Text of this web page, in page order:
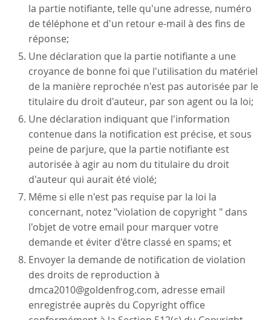
la partie notifiante, telle qu'une adresse, numéro
de téléphone et d'un retour e-mail à des fins de
réponse;
Une déclaration que la partie notifiante a une
croyance de bonne foi que l'utilisation du matériel
de la manière reprochée n'est pas autorisée par le
titulaire du droit d'auteur, par son agent ou la loi;
Une déclaration indiquant que l'information
contenue dans la notification est précise, et sous
peine de parjure, que la partie notifiante est
autorisée à agir au nom du titulaire du droit
d'auteur qui aurait été violé;
Même si elle n'est pas requise par la loi la
concernant, notez "violation de copyright " dans
l'objet de votre email pour marquer votre
demande et éviter d'être classé en spams; et
Envoyer la demande de notification de violation
des droits de reproduction à
dmca2010@goldenfrog.com, adresse email
enregistrée auprès du Copyright office